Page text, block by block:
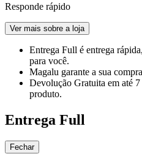
Responde rápido
Ver mais sobre a loja
Entrega Full é entrega
para você.
Magalu garante a sua
Devolução Gratuita em até
produto.
Entrega Full
Fechar